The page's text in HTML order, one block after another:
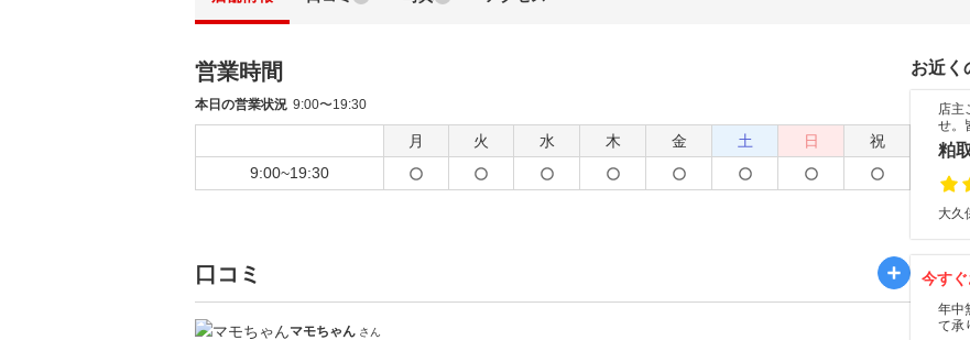
営業時間
本日の営業状況 9:00〜19:30
月 火 水 木 金 土 日
祝
9:00~19:30
口コミ
マモちゃん さん
お近く
店主
せ。
粕
大久
今す
年中
て承